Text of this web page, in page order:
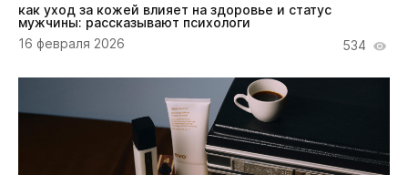
как уход за кожей влияет на здоровье и статус
мужчины: рассказывают психологи
16 февраля 2026
534